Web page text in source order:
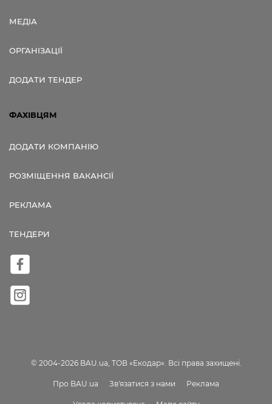
МЕДІА
ОРГАНІЗАЦІЇ
ДОДАТИ ТЕНДЕР
ФАХІВЦЯМ
ДОДАТИ КОМПАНІЮ
РОЗМІЩЕННЯ ВАКАНСІЇ
РЕКЛАМА
ТЕНДЕРИ
© 2004-2026 BAU.ua, ТОВ «Екодар». Всі права захищені.
Про BAU.ua Зв'язатися з нами Реклама